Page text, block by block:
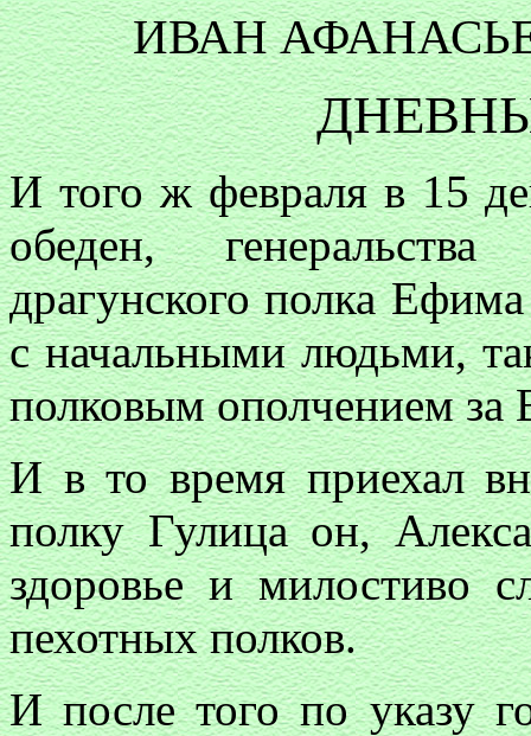
ИВАН
И того ж февраля в 15
обеден,
драгунского полка
с начальными людьми,
полковым ополчением
И в то время приехал
полку Гулица он,
здоровье и милостиво
пехотных полков.
И после того по указу